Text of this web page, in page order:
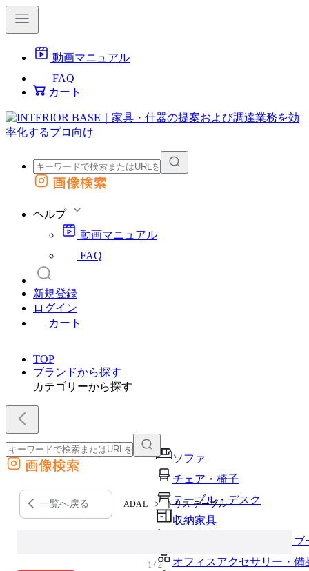
動画マニュアル
FAQ
カート
外部サイトの商品をカートに追加
画像検索
ヘルプ
動画マニュアル
FAQ
新規登録
ログイン
カート
TOP
ブランドから探す
カテゴリーから探す
ソファ
チェア・椅子
テーブル・デスク
収納家具
パーソナルブース・集中ブ
オフィスアクセサリー・備
外部サイトの商品をカートに追加
他のサイトで見つけた商品ページのURLを貼り付けて、カートに追加できます
画像検索
一覧へ戻る ADAL トリス テーブル
1 / 2